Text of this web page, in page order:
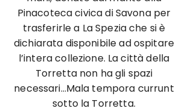
Pinacoteca civica di Savona per
trasferirle a La Spezia che si è
dichiarata disponibile ad ospitare
l’intera collezione. La città della
Torretta non ha gli spazi
necessari…Mala tempora currunt
sotto la Torretta.